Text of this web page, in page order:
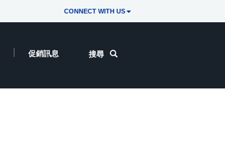
CONNECT WITH US
促銷訊息 搜尋